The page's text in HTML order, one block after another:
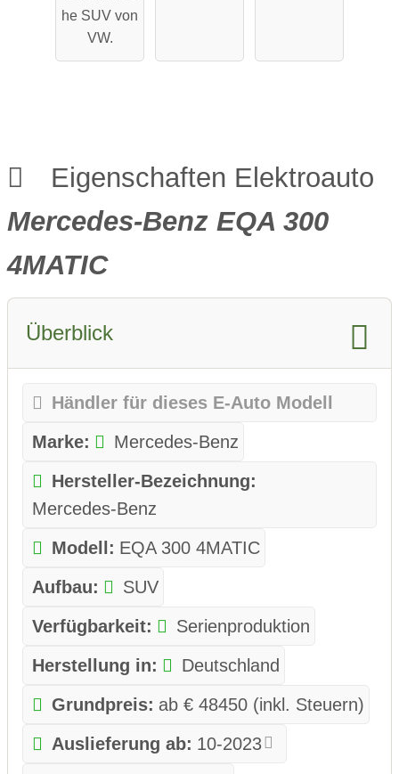
nce
he SUV von
VW.
Eigenschaften Elektroauto
Mercedes-Benz EQA 300
4MATIC
Überblick
Händler für dieses E-Auto Modell
Marke:
Mercedes-Benz
Hersteller-Bezeichnung:
Mercedes-Benz
Modell: EQA 300 4MATIC
Aufbau:
SUV
Verfügbarkeit:
Serienproduktion
Herstellung in:
Deutschland
Grundpreis: ab € 48450 (inkl. Steuern)
Auslieferung ab: 10-2023